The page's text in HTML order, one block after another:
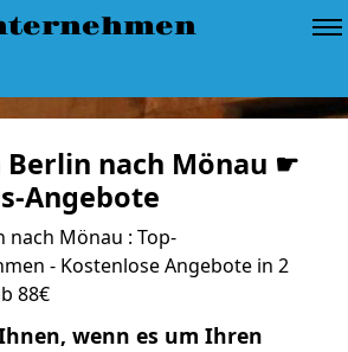
Berlin nach Mönau ☛
Angebote
nach Mönau : Top-
- Kostenlose Angebote in 2
88€
wenn es um Ihren